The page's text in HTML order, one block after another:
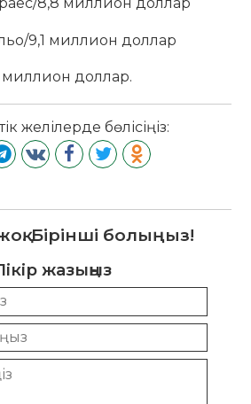
9,1 миллион доллар
миллион доллар.
желілерде бөлісіңіз:
Бірінші болыңыз!
жазыңыз